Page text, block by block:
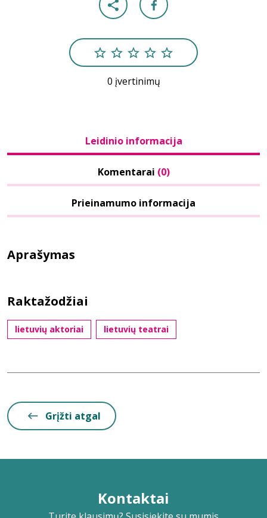
0 įvertinimų
Leidinio informacija
Komentarai (0)
Prieinamumo informacija
Aprašymas
Raktažodžiai
lietuvių aktoriai lietuvių teatrai
Grįžti atgal
Kontaktai